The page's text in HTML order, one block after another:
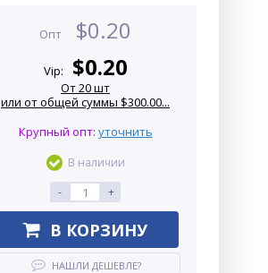
Опт $0.20
Vip: $0.20
От 20 шт
или от общей суммы $300.00...
Крупный опт: уточнить
В наличии
-
+
В КОРЗИНУ
НАШЛИ ДЕШЕВЛЕ?